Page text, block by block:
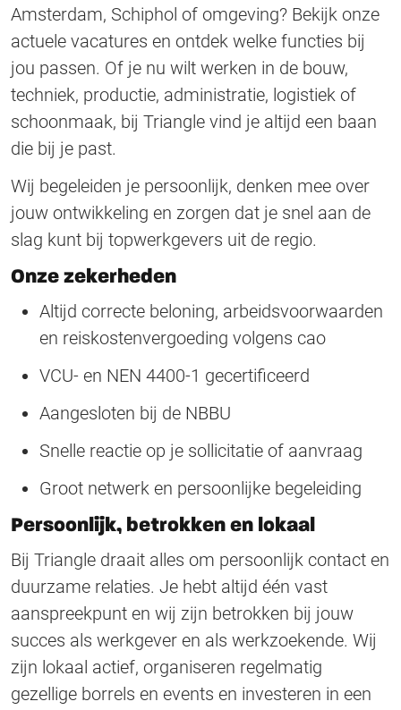
Amsterdam, Schiphol of omgeving? Bekijk onze
actuele vacatures en ontdek welke functies bij
jou passen. Of je nu wilt werken in de bouw,
techniek, productie, administratie, logistiek of
schoonmaak, bij Triangle vind je altijd een baan
die bij je past.
Wij begeleiden je persoonlijk, denken mee over
jouw ontwikkeling en zorgen dat je snel aan de
slag kunt bij topwerkgevers uit de regio.
Onze zekerheden
Altijd correcte beloning, arbeidsvoorwaarden
en reiskostenvergoeding volgens cao
VCU- en NEN 4400-1 gecertificeerd
Aangesloten bij de NBBU
Snelle reactie op je sollicitatie of aanvraag
Groot netwerk en persoonlijke begeleiding
Persoonlijk, betrokken en lokaal
Bij Triangle draait alles om persoonlijk contact en
duurzame relaties. Je hebt altijd één vast
aanspreekpunt en wij zijn betrokken bij jouw
succes als werkgever en als werkzoekende. Wij
zijn lokaal actief, organiseren regelmatig
gezellige borrels en events en investeren in een